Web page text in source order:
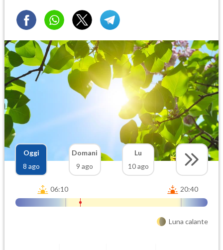
Oggi
8 ago
Domani
9 ago
Lu
10 ago
06:10 20:40
Luna calante